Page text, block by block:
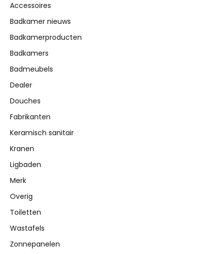
Accessoires
Badkamer nieuws
Badkamerproducten
Badkamers
Badmeubels
Dealer
Douches
Fabrikanten
Keramisch sanitair
Kranen
Ligbaden
Merk
Overig
Toiletten
Wastafels
Zonnepanelen